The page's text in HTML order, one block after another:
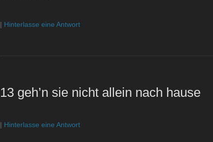
| Hinterlasse eine Antwort
13 geh’n sie nicht allein nach hause
| Hinterlasse eine Antwort